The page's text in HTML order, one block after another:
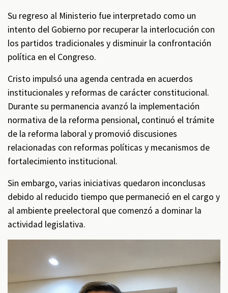
Su regreso al Ministerio fue interpretado como un
intento del Gobierno por recuperar la interlocución con
los partidos tradicionales y disminuir la confrontación
política en el Congreso.
Cristo impulsó una agenda centrada en acuerdos
institucionales y reformas de carácter constitucional.
Durante su permanencia avanzó la implementación
normativa de la reforma pensional, continuó el trámite
de la reforma laboral y promovió discusiones
relacionadas con reformas políticas y mecanismos de
fortalecimiento institucional.
Sin embargo, varias iniciativas quedaron inconclusas
debido al reducido tiempo que permaneció en el cargo y
al ambiente preelectoral que comenzó a dominar la
actividad legislativa.